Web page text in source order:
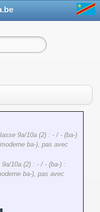
9a/10a (2) : - / - (ba-)
ba-), pas avec
10a (2) : - / - (ba-) :
ba-), pas avec